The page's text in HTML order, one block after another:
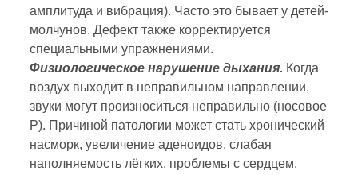
амплитуда и вибрация). Часто это бывает у детей-
молчунов. Дефект также корректируется
специальными упражнениями.
Физиологическое нарушение дыхания. Когда
воздух выходит в неправильном направлении,
звуки могут произноситься неправильно (носовое
Р). Причиной патологии может стать хронический
насморк, увеличение аденоидов, слабая
наполняемость лёгких, проблемы с сердцем.